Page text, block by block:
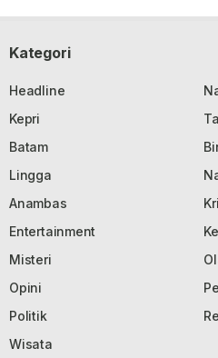
Kategori
Headline
Kepri
Batam
Lingga
Anambas
Entertainment
Misteri
Opini
Politik
Wisata